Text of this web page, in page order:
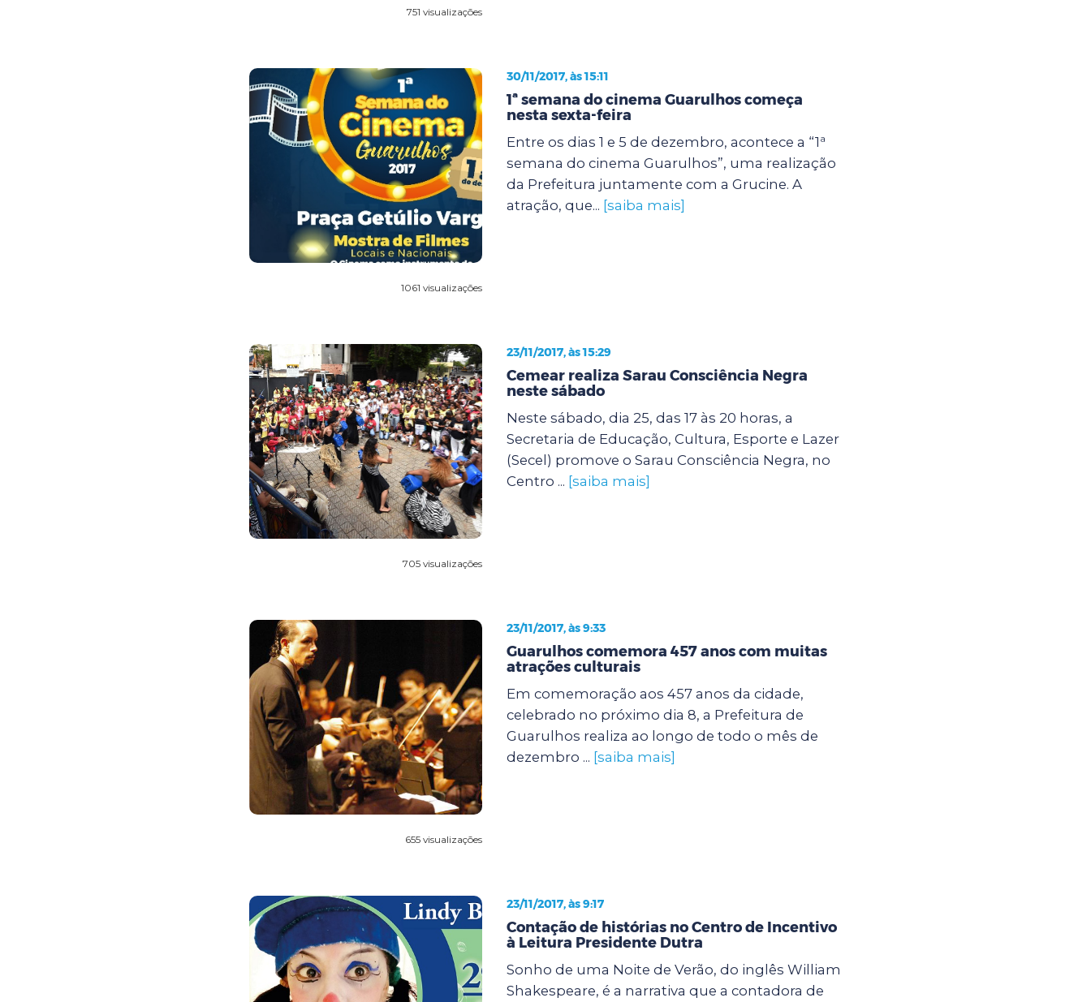
751 visualizações
1061 visualizações
30/11/2017, às 15:11
1ª semana do cinema Guarulhos começa
nesta sexta-feira
Entre os dias 1 e 5 de dezembro, acontece a “1ª
semana do cinema Guarulhos”, uma realização
da Prefeitura juntamente com a Grucine. A
atração, que... [saiba mais]
705 visualizações
23/11/2017, às 15:29
Cemear realiza Sarau Consciência Negra
neste sábado
Neste sábado, dia 25, das 17 às 20 horas, a
Secretaria de Educação, Cultura, Esporte e Lazer
(Secel) promove o Sarau Consciência Negra, no
Centro ... [saiba mais]
655 visualizações
23/11/2017, às 9:33
Guarulhos comemora 457 anos com muitas
atrações culturais
Em comemoração aos 457 anos da cidade,
celebrado no próximo dia 8, a Prefeitura de
Guarulhos realiza ao longo de todo o mês de
dezembro ... [saiba mais]
23/11/2017, às 9:17
Contação de histórias no Centro de Incentivo
à Leitura Presidente Dutra
Sonho de uma Noite de Verão, do inglês William
Shakespeare, é a narrativa que a contadora de